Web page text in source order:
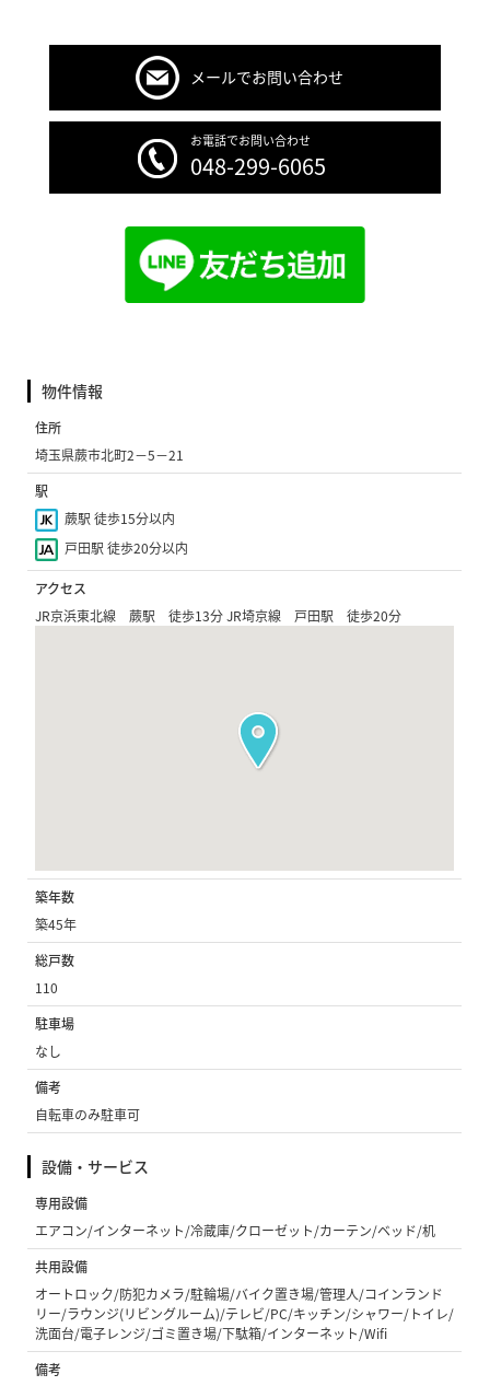
メールでお問い合わせ
お電話でお問い合わせ
048-299-6065
物件情報
住所
埼玉県蕨市北町2−5−21
駅
蕨駅 徒歩15分以内
戸田駅 徒歩20分以内
アクセス
JR京浜東北線 蕨駅 徒歩13分 JR埼京線 戸田駅 徒歩20分
築年数
築45年
総戸数
110
駐車場
なし
備考
自転車のみ駐車可
設備・サービス
専用設備
エアコン/インターネット/冷蔵庫/クローゼット/カーテン/ベッド/机
共用設備
オートロック/防犯カメラ/駐輪場/バイク置き場/管理人/コインランド
リー/ラウンジ(リビングルーム)/テレビ/PC/キッチン/シャワー/トイレ/
洗面台/電子レンジ/ゴミ置き場/下駄箱/インターネット/Wifi
備考